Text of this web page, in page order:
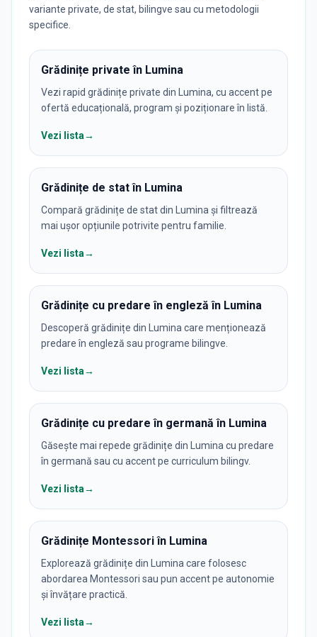
variante private, de stat, bilingve sau cu metodologii
specifice.
Grădinițe private în Lumina
Vezi rapid grădinițe private din Lumina, cu accent pe
ofertă educațională, program și poziționare în listă.
Vezi lista→
Grădinițe de stat în Lumina
Compară grădinițe de stat din Lumina și filtrează
mai ușor opțiunile potrivite pentru familie.
Vezi lista→
Grădinițe cu predare în engleză în Lumina
Descoperă grădinițe din Lumina care menționează
predare în engleză sau programe bilingve.
Vezi lista→
Grădinițe cu predare în germană în Lumina
Găsește mai repede grădinițe din Lumina cu predare
în germană sau cu accent pe curriculum bilingv.
Vezi lista→
Grădinițe Montessori în Lumina
Explorează grădinițe din Lumina care folosesc
abordarea Montessori sau pun accent pe autonomie
și învățare practică.
Vezi lista→